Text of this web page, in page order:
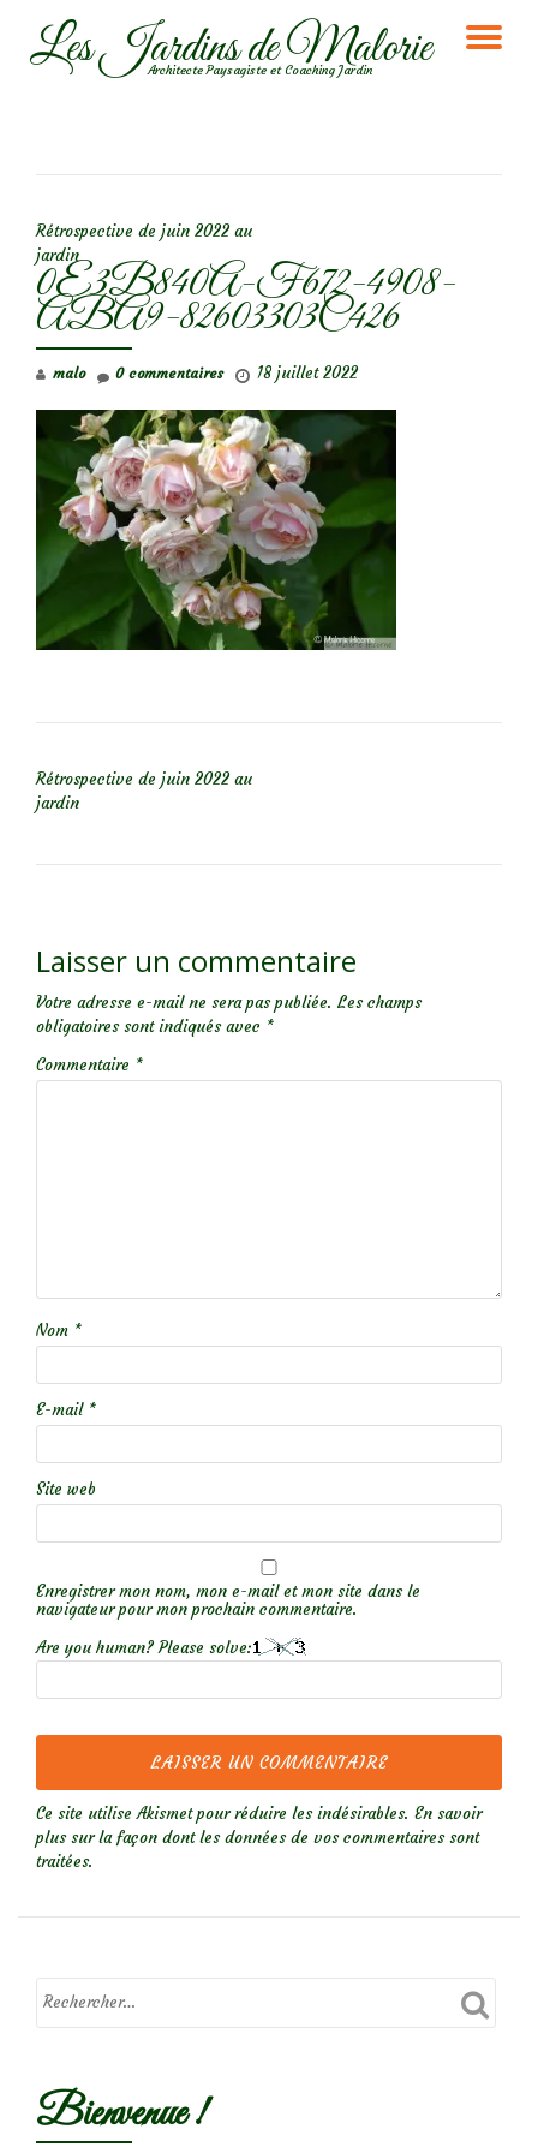
AllerLes Jardins de Malorie
Architecte Paysagiste et Coaching Jardin
Rétrospective de juin 2022 au
jardin
0E3B840A-F672-4908-
ABA9-82603303C426
malo 18 juillet 2022
0 commentaires
Rétrospective de juin 2022 au
jardin
Laisser un commentaire
Votre adresse e-mail ne sera pas publiée. Les champs
obligatoires sont indiqués avec *
Commentaire *
Nom *
E-mail *
Site web
Enregistrer mon nom, mon e-mail et mon site dans le
navigateur pour mon prochain commentaire.
Are you human? Please solve:
Ce site utilise Akismet pour réduire les indésirables. En savoir
plus sur la façon dont les données de vos commentaires sont
traitées.
Bienvenue !